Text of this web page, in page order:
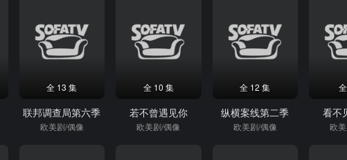
全 13 集
联邦调查局第六季
欧美剧/偶像
全 10 集
若不曾遇见你
欧美剧/偶像
全 12 集
纵横案线第二季
欧美剧/偶像
看不
欧